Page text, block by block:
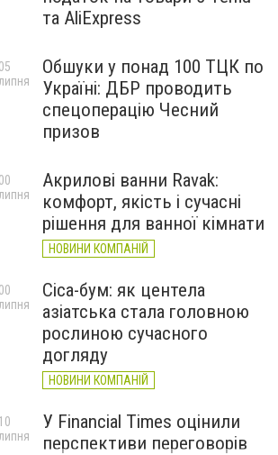
та AliExpress
Обшуки у понад 100 ТЦК по
Україні: ДБР проводить
спецоперацію Чесний
призов
Акрилові ванни Ravak:
комфорт, якість і сучасні
рішення для ванної кімнати
НОВИНИ КОМПАНІЙ
Cica-бум: як центела
азіатська стала головною
рослиною сучасного
догляду
НОВИНИ КОМПАНІЙ
У Financial Times оцінили
перспективи переговорів